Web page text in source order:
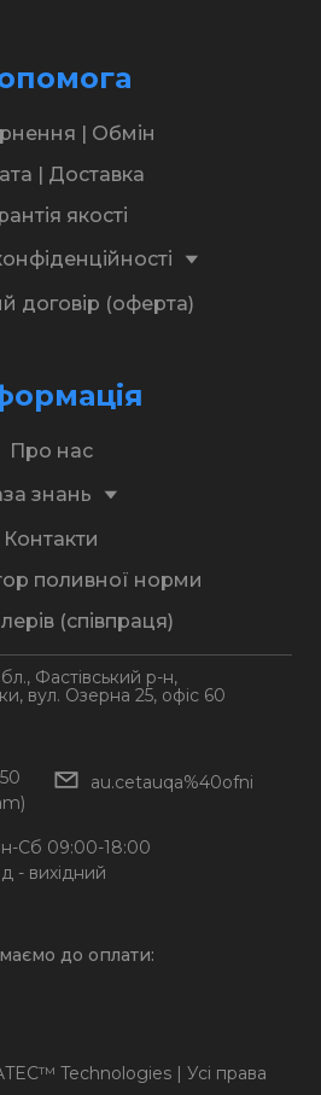
| Обмін
| Доставка
якості
договір (оферта)
Про нас
знань
Контакти
поливної норми
(співпраця)
Фастівський р-н,
вул. Озерна 25, офіс 60
au.cetauqa%40ofni
Сб 09:00-18:00
- вихідний
до оплати:
Technologies | Усі права